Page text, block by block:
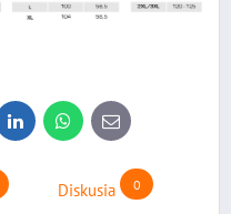
LinkedInWhatsApp
E-
mail
Diskusia 0